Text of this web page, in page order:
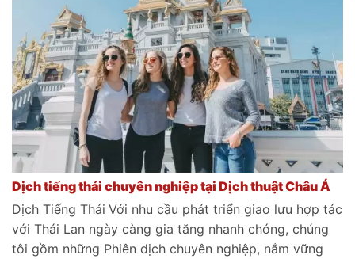
Dịch tiếng thái chuyên nghiệp tại Dịch thuật Châu Á
Dịch Tiếng Thái Với nhu cầu phát triển giao lưu hợp tác
với Thái Lan ngày càng gia tăng nhanh chóng, chúng
tôi gồm những Phiên dịch chuyên nghiệp, nắm vững